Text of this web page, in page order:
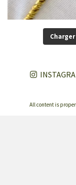
All content is